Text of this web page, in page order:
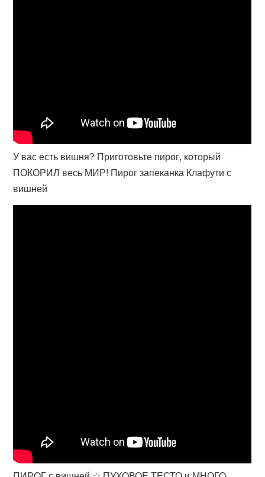
У вас есть вишня? Приготовьте пирог, который
ПОКОРИЛ весь МИР! Пирог запеканка Клафути с
вишней